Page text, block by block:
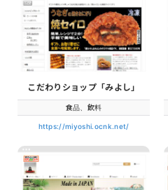
こだわりショップ「みよし」
食品、飲料
https://miyoshi.ocnk.net/